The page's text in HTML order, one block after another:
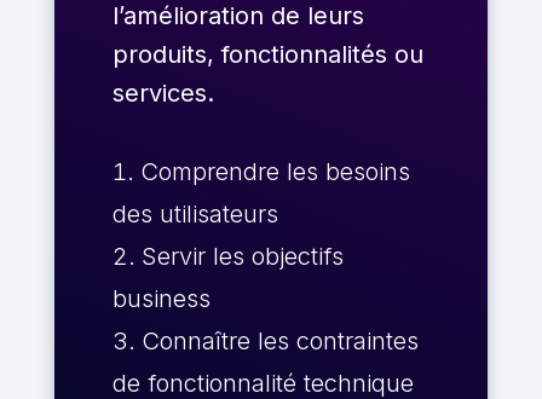
l’amélioration de leurs
produits, fonctionnalités ou
services.
Comprendre les besoins
des utilisateurs
Servir les objectifs
business
Connaître les contraintes
de fonctionnalité technique